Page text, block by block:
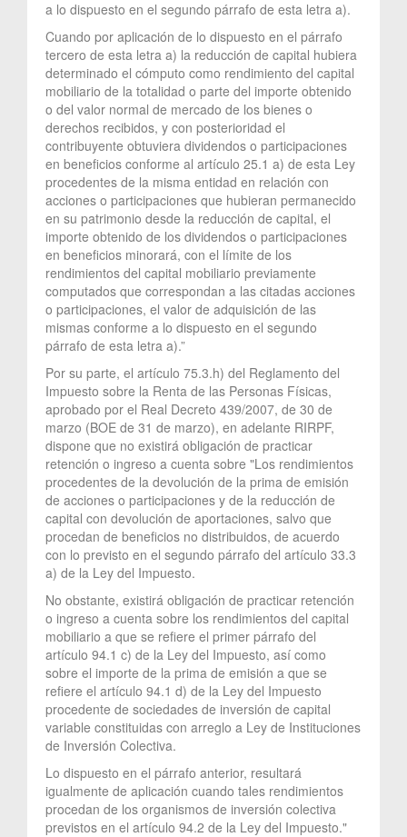
a lo dispuesto en el segundo párrafo de esta letra a).
Cuando por aplicación de lo dispuesto en el párrafo
tercero de esta letra a) la reducción de capital hubiera
determinado el cómputo como rendimiento del capital
mobiliario de la totalidad o parte del importe obtenido
o del valor normal de mercado de los bienes o
derechos recibidos, y con posterioridad el
contribuyente obtuviera dividendos o participaciones
en beneficios conforme al artículo 25.1 a) de esta Ley
procedentes de la misma entidad en relación con
acciones o participaciones que hubieran permanecido
en su patrimonio desde la reducción de capital, el
importe obtenido de los dividendos o participaciones
en beneficios minorará, con el límite de los
rendimientos del capital mobiliario previamente
computados que correspondan a las citadas acciones
o participaciones, el valor de adquisición de las
mismas conforme a lo dispuesto en el segundo
párrafo de esta letra a).”
Por su parte, el artículo 75.3.h) del Reglamento del
Impuesto sobre la Renta de las Personas Físicas,
aprobado por el Real Decreto 439/2007, de 30 de
marzo (BOE de 31 de marzo), en adelante RIRPF,
dispone que no existirá obligación de practicar
retención o ingreso a cuenta sobre "Los rendimientos
procedentes de la devolución de la prima de emisión
de acciones o participaciones y de la reducción de
capital con devolución de aportaciones, salvo que
procedan de beneficios no distribuidos, de acuerdo
con lo previsto en el segundo párrafo del artículo 33.3
a) de la Ley del Impuesto.
No obstante, existirá obligación de practicar retención
o ingreso a cuenta sobre los rendimientos del capital
mobiliario a que se refiere el primer párrafo del
artículo 94.1 c) de la Ley del Impuesto, así como
sobre el importe de la prima de emisión a que se
refiere el artículo 94.1 d) de la Ley del Impuesto
procedente de sociedades de inversión de capital
variable constituidas con arreglo a Ley de Instituciones
de Inversión Colectiva.
Lo dispuesto en el párrafo anterior, resultará
igualmente de aplicación cuando tales rendimientos
procedan de los organismos de inversión colectiva
previstos en el artículo 94.2 de la Ley del Impuesto."